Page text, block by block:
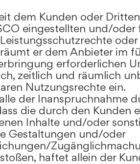
dem Kunden oder
eingestellten und/
er dem Anbieter im
erforderlichen
zeitlich und räumlich
Nutzungsrechte ein.
der Inanspruchnahme
die durch den Kunden
Inhalte und/oder
Gestaltungen und/oder
haftet allein der